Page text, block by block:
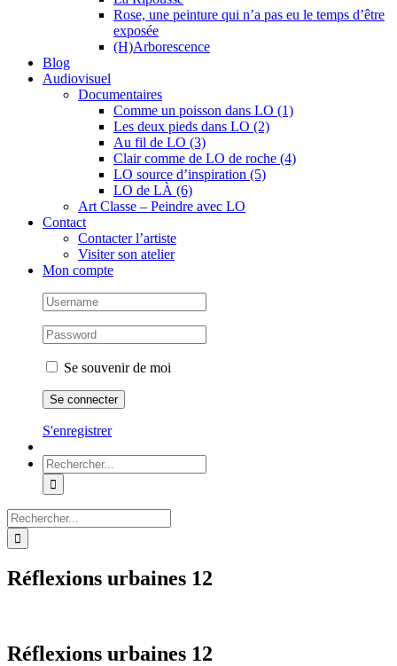
Rose, une peinture qui n’a pas eu le temps d’être
exposée
(H)Arborescence
Blog
Audiovisuel
Documentaires
Comme un poisson dans LO (1)
Les deux pieds dans LO (2)
Au fil de LO (3)
Clair comme de LO de roche (4)
LO source d’inspiration (5)
LO de LÀ (6)
Art Classe – Peindre avec LO
Contact
Contacter l’artiste
Visiter son atelier
Mon compte
Se souvenir de moi
S'enregistrer
Rechercher:
Rechercher:
Réflexions urbaines 12
Réflexions urbaines 12